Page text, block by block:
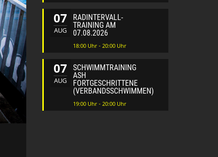
07
AUG
RADINTERVALL-
TRAINING AM
07.08.2026
18:00 Uhr - 20:00 Uhr
07
AUG
SCHWIMMTRAINING
ASH
FORTGESCHRITTENE
(VERBANDSSCHWIMMEN)
19:00 Uhr - 20:00 Uhr